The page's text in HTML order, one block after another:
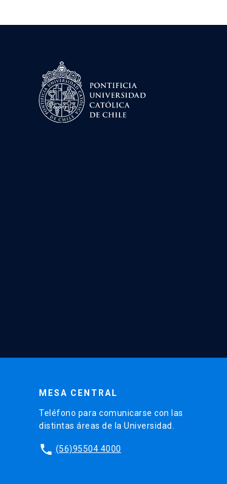
MESA CENTRAL
Teléfono para comunicarse con las
distintas áreas de la Universidad.
phone (56)95504 4000